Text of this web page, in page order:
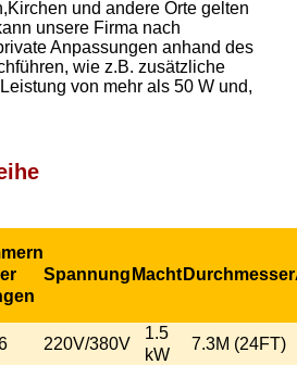
und andere Orte gelten
unsere Firma nach
Anpassungen anhand des
wie z.B. zusätzliche
von mehr als 50 W und,
Spannung Macht Durchmesser
220V/380V
1.5
kW
7.3M (24FT)